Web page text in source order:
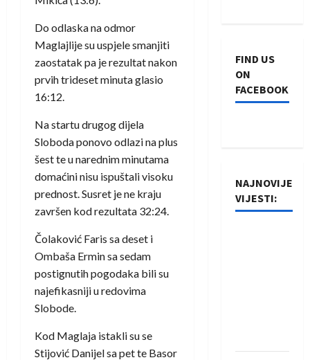
Do odlaska na odmor
Maglajlije su uspjele smanjiti
zaostatak pa je rezultat nakon
prvih trideset minuta glasio
16:12.
Na startu drugog dijela
Sloboda ponovo odlazi na plus
šest te u narednim minutama
domaćini nisu ispuštali visoku
prednost. Susret je ne kraju
završen kod rezultata 32:24.
Čolaković Faris sa deset i
Ombaša Ermin sa sedam
postignutih pogodaka bili su
najefikasniji u redovima
Slobode.
Kod Maglaja istakli su se
Stijović Danijel sa pet te Basor
FIND US
ON
FACEBOOK
NAJNOVIJE
VIJESTI: